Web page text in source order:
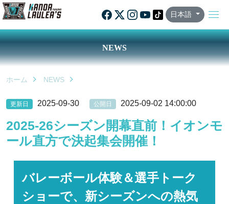
日本語
NEWS
ホーム NEWS
更新日 2025-09-30 公開日 2025-09-02 14:00:00
2025-26シーズン開幕直前！イオンモ
ール直方で決起集会開催！
バレーボール体験＆選手トーク
ショーで、新シーズンへの熱気